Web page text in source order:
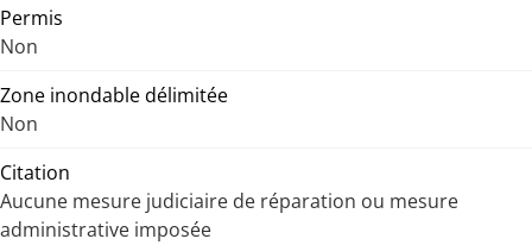
Permis
Non
Zone inondable délimitée
Non
Citation
Aucune mesure judiciaire de réparation ou mesure
administrative imposée